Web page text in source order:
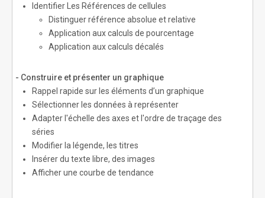
Identifier Les Références de cellules
Distinguer référence absolue et relative
Application aux calculs de pourcentage
Application aux calculs décalés
- Construire et présenter un graphique
Rappel rapide sur les éléments d’un graphique
Sélectionner les données à représenter
Adapter l'échelle des axes et l'ordre de traçage des
séries
Modifier la légende, les titres
Insérer du texte libre, des images
Afficher une courbe de tendance